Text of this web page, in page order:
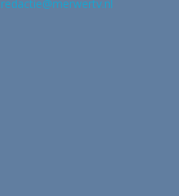
redactie@merwertv.nl